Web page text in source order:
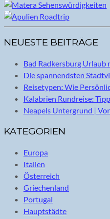
NEUESTE BEITRÄGE
Bad Radkersburg
Die spannendsten
Reisetypen: Wie
Kalabrien Rundreise:
Neapels Untergrund |
KATEGORIEN
Europa
Italien
Österreich
Griechenland
Portugal
Hauptstädte